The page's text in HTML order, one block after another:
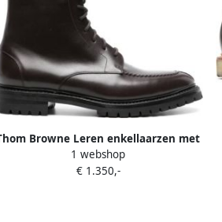
Browne Leren enkellaarzen met
ronde neus Bruin
1 webshop
€ 1.350,-